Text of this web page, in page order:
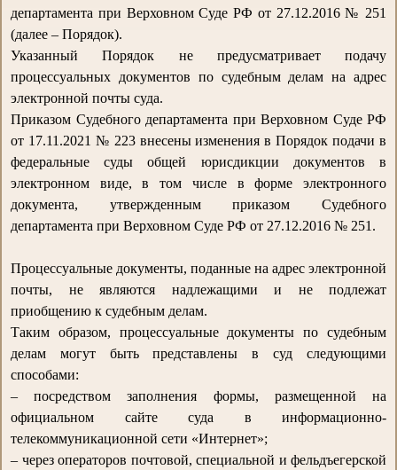
департамента при Верховном Суде РФ от 27.12.2016 № 251
(далее – Порядок).
Указанный Порядок не предусматривает подачу
процессуальных документов по судебным делам на адрес
электронной почты суда.
Приказом Судебного департамента при Верховном Суде РФ
от 17.11.2021 № 223 внесены изменения в Порядок подачи в
федеральные суды общей юрисдикции документов в
электронном виде, в том числе в форме электронного
документа, утвержденным приказом Судебного
департамента при Верховном Суде РФ от 27.12.2016 № 251.
Процессуальные документы, поданные на адрес электронной
почты, не являются надлежащими и не подлежат
приобщению к судебным делам.
Таким образом, процессуальные документы по судебным
делам могут быть представлены в суд следующими
способами:
– посредством заполнения формы, размещенной на
официальном сайте суда в информационно-
телекоммуникационной сети «Интернет»;
– через операторов почтовой, специальной и фельдъегерской